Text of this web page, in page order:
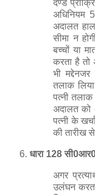
पत्नी के
की तारीख
धारा 128
अगर
उलंघन
किया जा
खर्चे के
तक की कैद
की
अनिवार्य
के मुताबिक
बन्द रखा
उसने नहीं
कि किसी